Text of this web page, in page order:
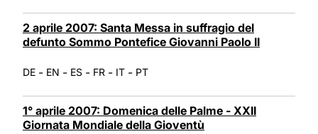
2 aprile 2007: Santa Messa in suffragio del
defunto Sommo Pontefice Giovanni Paolo II
DE - EN - ES - FR - IT - PT
1° aprile 2007: Domenica delle Palme - XXII
Giornata Mondiale della Gioventù